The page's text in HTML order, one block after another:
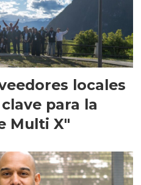
locales
para la
Multi X"